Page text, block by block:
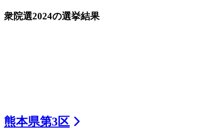
衆院選2024の選挙結果
熊本県第3区